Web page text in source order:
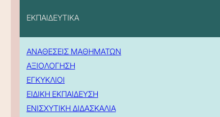
ΕΚΠΑΙΔΕΥΤΙΚΑ
ΑΝΑΘΕΣΕΙΣ ΜΑΘΗΜΑΤΩΝ
ΑΞΙΟΛΟΓΗΣΗ
ΕΓΚΥΚΛΙΟΙ
ΕΙΔΙΚΗ ΕΚΠΑΙΔΕΥΣΗ
ΕΝΙΣΧΥΤΙΚΗ ΔΙΔΑΣΚΑΛΙΑ